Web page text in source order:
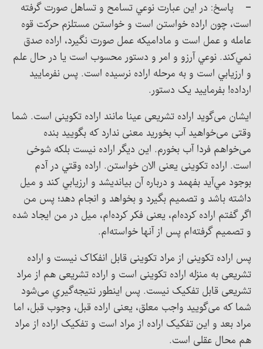
– پاسخ: در اين عبارت نوعي تسامح و تساهل صورت گرفته
است، چون اراده خواستن است و خواستن مستلزم حرکت قوه
عامله و عمل است و ماداميکه عمل صورت نگيرد، اراده صدق
نمي‌کند. نوعي آرزو و امر و دستور محسوب است يا در حال علم
و ارزيابي است و به مرحله اراده نرسيده است. پس نفرمایید
ارداده! بفرمایید یک دستور.
ایشان می‌گوید اراده تشریعی عینا مانند اراده تکوینی است. شما
وقتی می‌خواهید آب بخورید معنی ندارد که بگویید بنده
می‌خواهم فردا آب بخورم. این دیگر اراده نیست بلکه شوخی
است. اراده تکوینی یعنی الان خواستن. اراده وقتي در آدم
بوجود مي‌آيد بفهمد و درباره آن بيانديشد و ارزيابي کند و ميل
داشته باشد و تصميم بگيرد و بخواهد و انجام دهد؛ پس من
اگر گفتم اراده کرده‌ام، یعنی فکر کرده‌ام، میل در من ایجاد شده
و تصمیم گرفته‌ام پس از آنها خواسته‌ام.
پس اراده تکوینی از مراد تکوینی قابل انفکاک نیست و اراده
تشریعی به منزله اراده تکوینی است و اراده تشریعی هم از مراد
تشریعی قابل تفکیک نیست. پس اينطور نتیجه‌گيري می‌شود
شما که می‌گویید واجب معلق، یعنی اراده قبل، وجوب قبل، اما
مراد بعد و این تفکیک اراده از مراد است و تفکیک اراده از مراد
هم محال عقلی است.